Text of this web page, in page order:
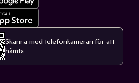
Skanna med telefonkameran för att
hämta